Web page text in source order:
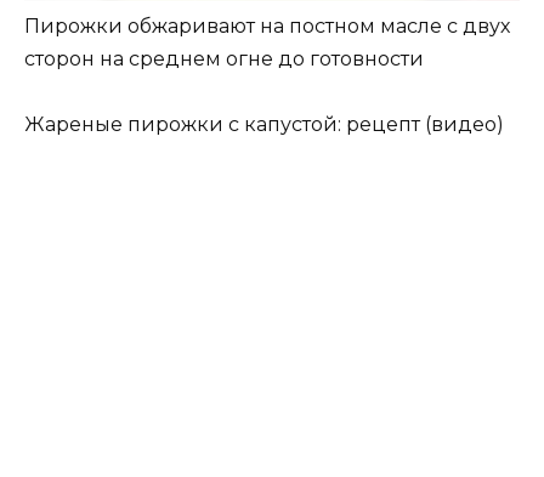
Пирожки обжаривают на постном масле с двух
сторон на среднем огне до готовности
Жареные пирожки с капустой: рецепт (видео)